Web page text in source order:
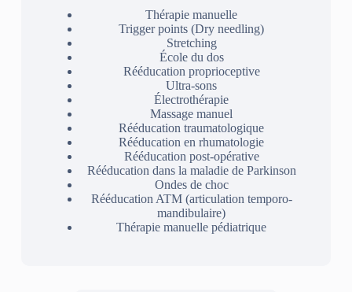
Thérapie manuelle
Trigger points (Dry needling)
Stretching
École du dos
Rééducation proprioceptive
Ultra-sons
Électrothérapie
Massage manuel
Rééducation traumatologique
Rééducation en rhumatologie
Rééducation post-opérative
Rééducation dans la maladie de Parkinson
Ondes de choc
Rééducation ATM (articulation temporo-
mandibulaire)
Thérapie manuelle pédiatrique